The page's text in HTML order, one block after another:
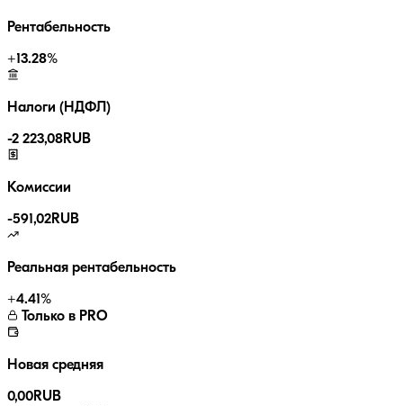
Рентабельность
+13.28%
Налоги (НДФЛ)
-2 223,08RUB
Комиссии
-591,02RUB
Реальная рентабельность
+4.41%
Только в PRO
Новая средняя
0,00RUB